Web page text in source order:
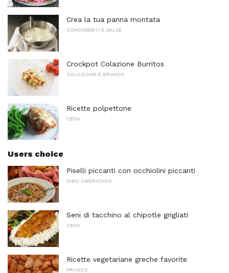
Crea la tua panna montata
CONDIMENTI E SALSE
Crockpot Colazione Burritos
COLAZIONE E BRUNCH
Ricette polpettone
CENA
Users choice
Piselli piccanti con occhiolini piccanti
CIBO AMERICANO
Seni di tacchino al chipotle grigliati
CENA
Ricette vegetariane greche favorite
PRANZO